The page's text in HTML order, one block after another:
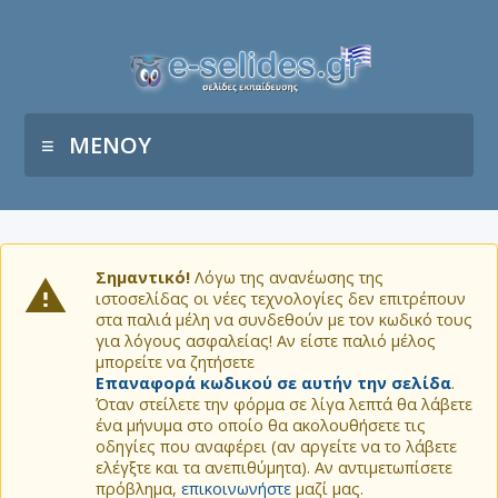
ΜΕΝΟΥ
Σημαντικό! Λόγω της ανανέωσης της
ιστοσελίδας οι νέες τεχνολογίες δεν επιτρέπουν
στα παλιά μέλη να συνδεθούν με τον κωδικό τους
για λόγους ασφαλείας! Αν είστε παλιό μέλος
μπορείτε να ζητήσετε
Επαναφορά κωδικού σε αυτήν την σελίδα.
Όταν στείλετε την φόρμα σε λίγα λεπτά θα λάβετε
ένα μήνυμα στο οποίο θα ακολουθήσετε τις
οδηγίες που αναφέρει (αν αργείτε να το λάβετε
ελέγξτε και τα ανεπιθύμητα). Αν αντιμετωπίσετε
πρόβλημα, επικοινωνήστε μαζί μας.